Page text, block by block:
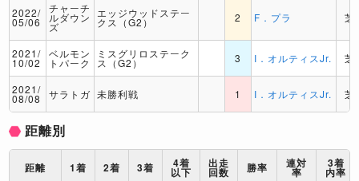
2022/
05/06
チャーチ
ルダウン
ズ
エッジウッドステー
クス（G2） 2 F．プラ 芝
2021/
10/02
ベルモン
トパーク
ミスグリロステーク
ス（G2） 3 I．オルティスJr. 芝
2021/
08/08 サラトガ 未勝利戦 1 I．オルティスJr. 芝
距離別
距離 1着 2着 3着 4着
以下
出走
回数 勝率 連対
率
3着
内率